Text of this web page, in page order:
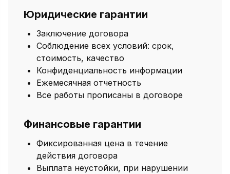
Юридические гарантии
Заключение договора
Соблюдение всех условий: срок,
стоимость, качество
Конфиденциальность информации
Ежемесячная отчетность
Все работы прописаны в договоре
Финансовые гарантии
Фиксированная цена в течение
действия договора
Выплата неустойки, при нарушении